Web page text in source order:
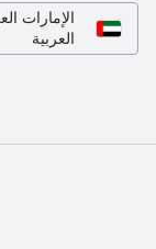
الإمارات
العربية